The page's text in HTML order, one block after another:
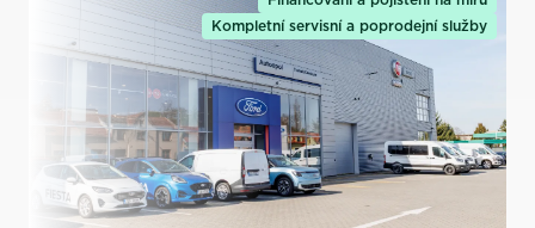
Kompletní servisní a poprodejní služby